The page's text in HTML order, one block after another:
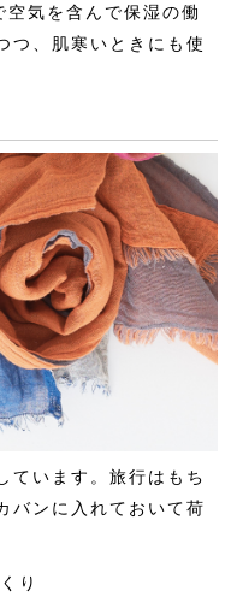
気を含んで保湿の働
つ、肌寒いときにも使
ています。旅行はもち
バンに入れておいて荷
り